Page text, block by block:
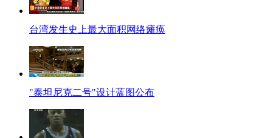
台湾发生史上最大面积网络瘫痪
"泰坦尼克二号"设计蓝图公布